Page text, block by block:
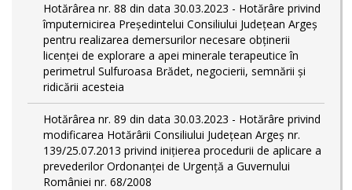
Hotărârea nr. 88 din data 30.03.2023 - Hotărâre privind
împuternicirea Președintelui Consiliului Județean Argeș
pentru realizarea demersurilor necesare obținerii
licenței de explorare a apei minerale terapeutice în
perimetrul Sulfuroasa Brădet, negocierii, semnării și
ridicării acesteia
Hotărârea nr. 89 din data 30.03.2023 - Hotărâre privind
modificarea Hotărârii Consiliului Județean Argeș nr.
139/25.07.2013 privind inițierea procedurii de aplicare a
prevederilor Ordonanței de Urgență a Guvernului
României nr. 68/2008